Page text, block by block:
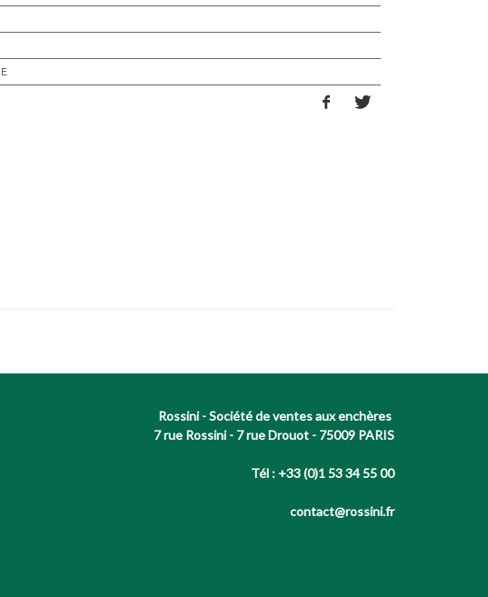
Rossini - Société de ventes aux enchères
7 rue Rossini - 7 rue Drouot - 75009 PARIS
Tél : +33 (0)1 53 34 55 00
contact@rossini.fr